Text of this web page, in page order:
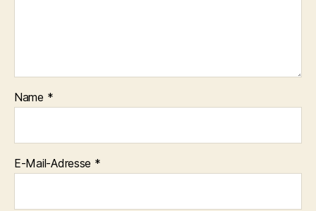
Name *
E-Mail-Adresse *